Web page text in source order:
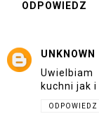
ODPOWIEDZ
UNKNOWN
kuchni jak
ODPOWIEDZ